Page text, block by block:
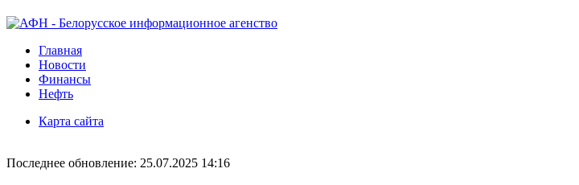
Главная
Новости
Финансы
Нефть
Карта сайта
Последнее обновление: 25.07.2025 14:16